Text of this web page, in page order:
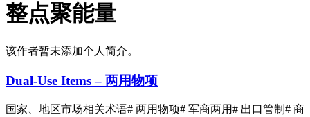
整点聚能量
该作者暂未添加个人简介。
Dual-Use Items – 两用物项
国家、地区市场相关术语# 两用物项# 军商两用# 出口管制 # 商